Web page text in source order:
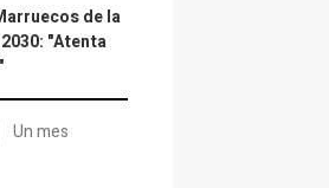
de la
"Atenta
Un mes